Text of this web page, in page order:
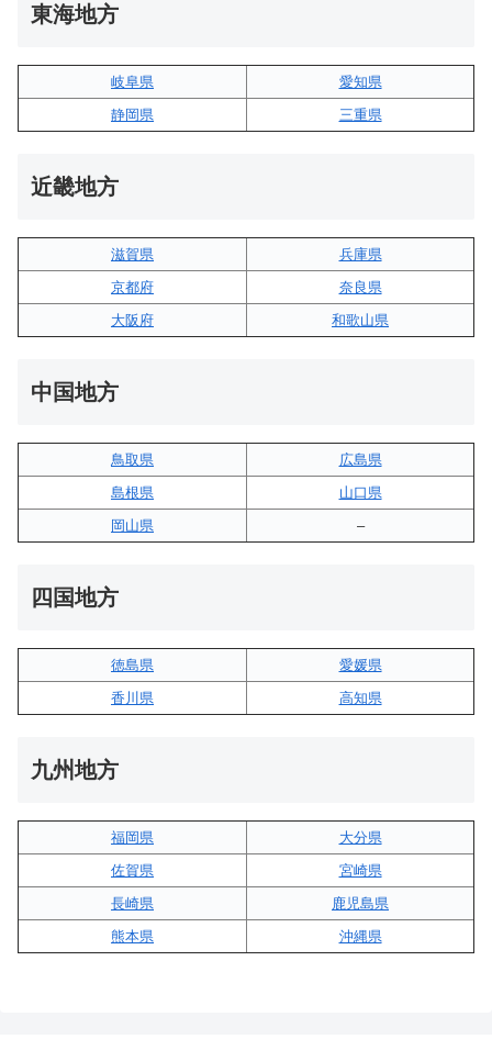
東海地方
岐阜県
愛知県
静岡県
三重県
近畿地方
滋賀県
兵庫県
京都府
奈良県
大阪府
和歌山県
中国地方
鳥取県
広島県
島根県
山口県
岡山県
–
四国地方
徳島県
愛媛県
香川県
高知県
九州地方
福岡県
大分県
佐賀県
宮崎県
長崎県
鹿児島県
熊本県
沖縄県